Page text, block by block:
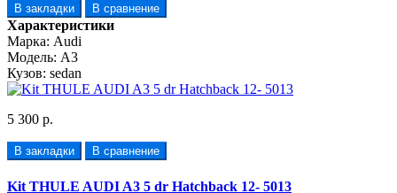
В закладки
В сравнение
Характеристики
Марка: Audi
Модель: A3
Кузов: sedan
5 300 р.
В закладки В сравнение
Kit THULE AUDI A3 5 dr Hatchback 12- 5013